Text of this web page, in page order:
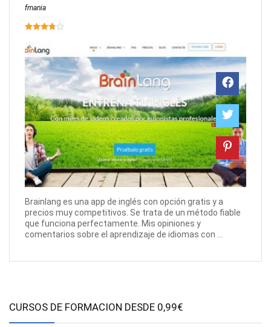
fmania
Brainlang es una app de inglés con opción gratis y a
precios muy competitivos. Se trata de un método fiable
que funciona perfectamente. Mis opiniones y
comentarios sobre el aprendizaje de idiomas con ...
CURSOS DE FORMACION DESDE 0,99€